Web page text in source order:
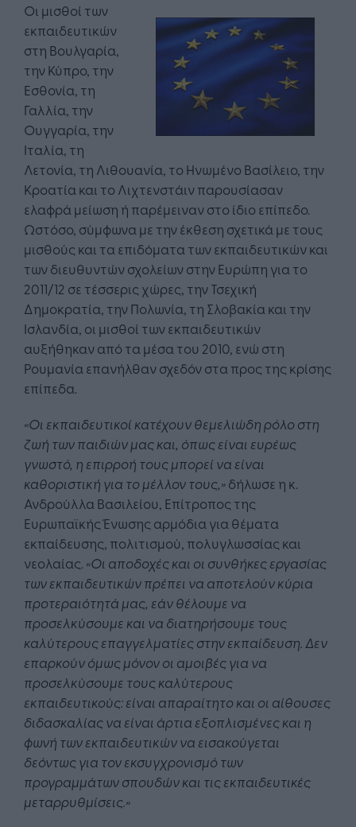
Οι μισθοί των
εκπαιδευτικών
στη Βουλγαρία,
την Κύπρο, την
Εσθονία, τη
Γαλλία, την
Ουγγαρία, την
Ιταλία, τη
Λετονία, τη Λιθουανία, το Ηνωμένο Βασίλειο, την
Κροατία και το Λιχτενστάιν παρουσίασαν
ελαφρά μείωση ή παρέμειναν στο ίδιο επίπεδο.
Ωστόσο, σύμφωνα με την έκθεση σχετικά με τους
μισθούς και τα επιδόματα των εκπαιδευτικών και
των διευθυντών σχολείων στην Ευρώπη για το
2011/12 σε τέσσερις χώρες, την Τσεχική
Δημοκρατία, την Πολωνία, τη Σλοβακία και την
Ισλανδία, οι μισθοί των εκπαιδευτικών
αυξήθηκαν από τα μέσα του 2010, ενώ στη
Ρουμανία επανήλθαν σχεδόν στα προς της κρίσης
επίπεδα.
«Οι εκπαιδευτικοί κατέχουν θεμελιώδη ρόλο στη
ζωή των παιδιών μας και, όπως είναι ευρέως
γνωστό, η επιρροή τους μπορεί να είναι
καθοριστική για το μέλλον τους,»δήλωσε η κ.
Ανδρούλλα Βασιλείου, Επίτροπος της
Ευρωπαϊκής Ένωσης αρμόδια για θέματα
εκπαίδευσης, πολιτισμού, πολυγλωσσίας και
νεολαίας. «Οι αποδοχές και οι συνθήκες εργασίας
των εκπαιδευτικών πρέπει να αποτελούν κύρια
προτεραιότητά μας, εάν θέλουμε να
προσελκύσουμε και να διατηρήσουμε τους
καλύτερους επαγγελματίες στην εκπαίδευση. Δεν
επαρκούν όμως μόνον οι αμοιβές για να
προσελκύσουμε τους καλύτερους
εκπαιδευτικούς: είναι απαραίτητο και οι αίθουσες
διδασκαλίας να είναι άρτια εξοπλισμένες και η
φωνή των εκπαιδευτικών να εισακούγεται
δεόντως για τον εκσυγχρονισμό των
προγραμμάτων σπουδών και τις εκπαιδευτικές
μεταρρυθμίσεις.»